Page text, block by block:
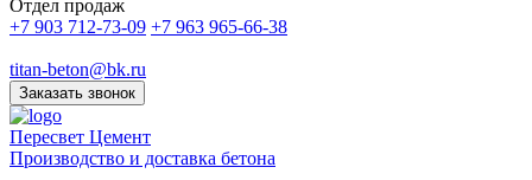
Отдел продаж
+7 903 712-73-09 +7 963 965-66-38
titan-beton@bk.ru
Заказать звонок
Пересвет Цемент
Производство и доставка бетона